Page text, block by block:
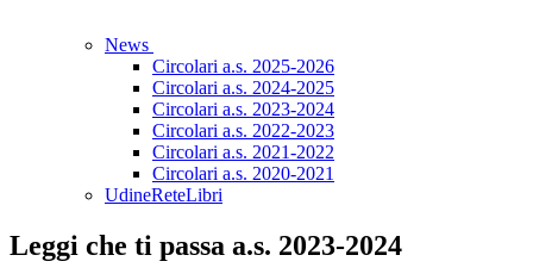
News
Circolari a.s. 2025-2026
Circolari a.s. 2024-2025
Circolari a.s. 2023-2024
Circolari a.s. 2022-2023
Circolari a.s. 2021-2022
Circolari a.s. 2020-2021
UdineReteLibri
Leggi che ti passa a.s. 2023-2024